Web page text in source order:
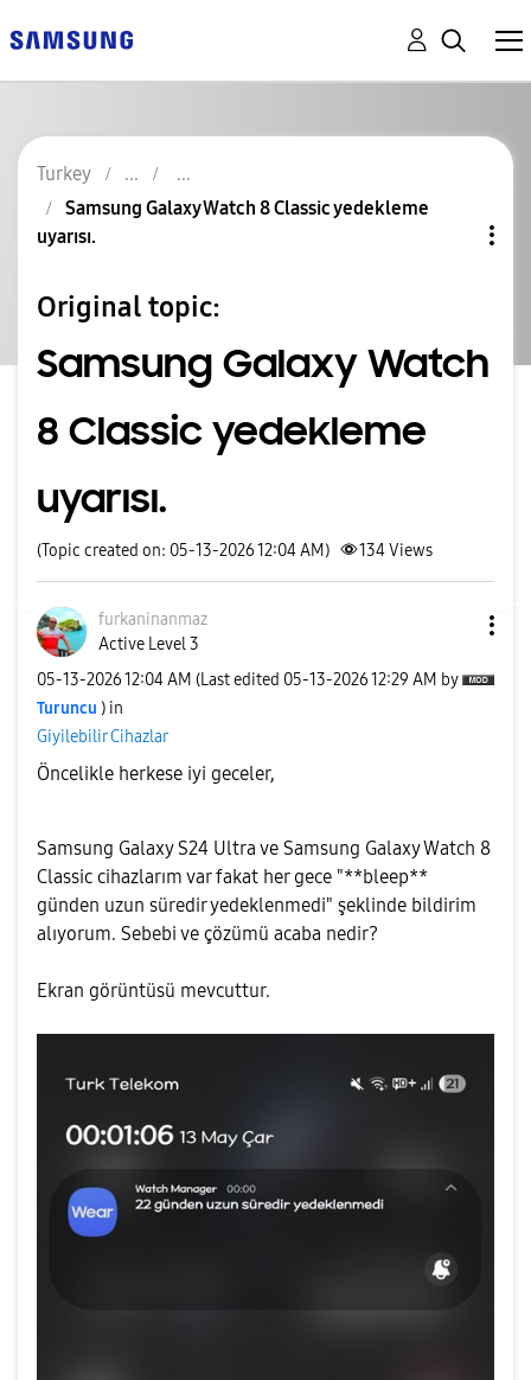
Turkey
Samsung Galaxy Watch 8 Classic yedekleme
uyarısı.
Original topic:
Samsung Galaxy Watch
8 Classic yedekleme
uyarısı.
(Topic created on: 05-13-2026 12:04 AM) 134Views
furkaninanmaz
Active Level 3
‎05-13-202612:04 AM (Last edited ‎05-13-202612:29 AM by
Turuncu ) in
Giyilebilir Cihazlar
Öncelikle herkese iyi geceler,
Samsung Galaxy S24 Ultra ve Samsung Galaxy Watch 8
Classic cihazlarım var fakat her gece "**bleep**
günden uzun süredir yedeklenmedi" şeklinde bildirim
alıyorum. Sebebi ve çözümü acaba nedir?
Ekran görüntüsü mevcuttur.